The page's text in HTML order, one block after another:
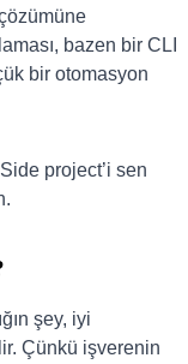
bazen bir CLI
bir otomasyon
project’i sen
şey, iyi
Çünkü işverenin